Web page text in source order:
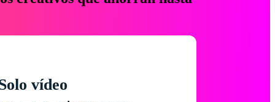
vídeo